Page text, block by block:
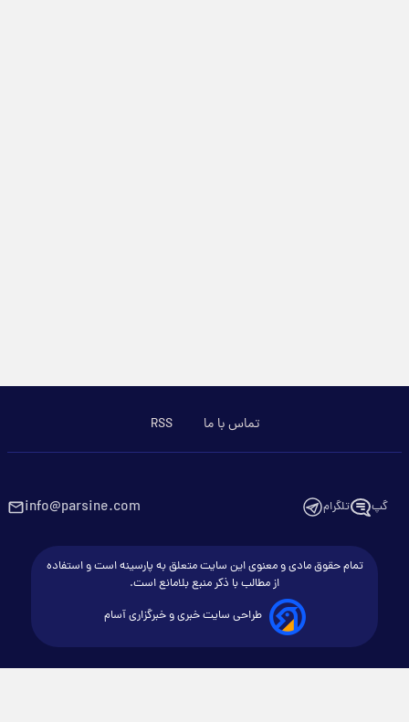
تماس با ما RSS
گپ تلگرام info@parsine.com
تمام حقوق مادی و معنوی این سایت متعلق به پارسینه است و استفاده
از مطالب با ذکر منبع بلامانع است.
طراحی سایت خبری و خبرگزاری آسام